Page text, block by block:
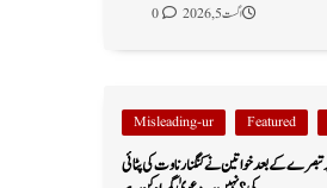
اگست 5, 2026
0
Featured
Misleading-ur
کے بعد خواتین نے کنگنا رناوت کی پٹائی